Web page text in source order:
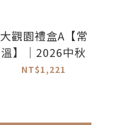
大觀園禮盒A【常
溫】｜2026中秋
NT$1,221